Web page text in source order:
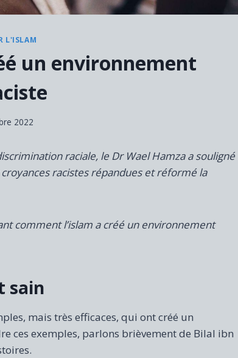
L'ISLAM
un environnement
2022
raciale, le Dr Wael Hamza a souligné
racistes répandues et réformé la
comment l’islam a créé un environnement
sain
mais très efficaces, qui ont créé un
ces exemples, parlons brièvement de Bilal ibn